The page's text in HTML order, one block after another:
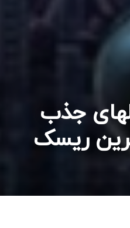
جذب
ریسک